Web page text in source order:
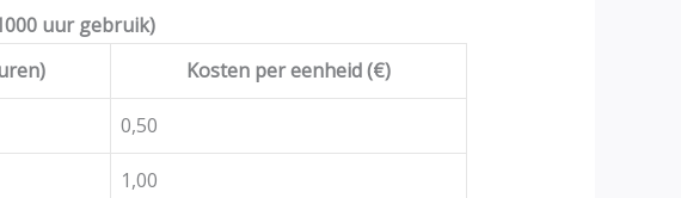
uur gebruik)
Kosten per eenheid (€)
0,50
1,00